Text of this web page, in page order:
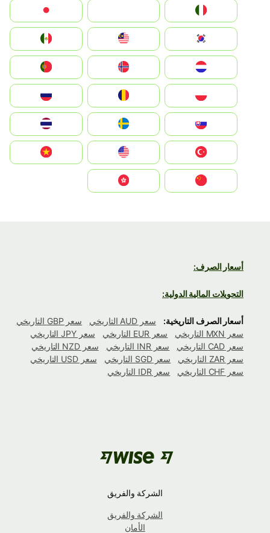
South Korea
Nederland
Portugal
România
Slovensko
United States
Vietnam
أسعار الصرف:
التحويلات المالية الدولية:
أسعار الصرف التاريخية: سعر AUD التاريخي
سعر GBP التاريخي
سعر MXN التاريخي
سعر EUR التاريخي
سعر JPY التاريخي
سعر CAD التاريخي
سعر INR التاريخي
سعر NZD التاريخي
سعر ZAR التاريخي
سعر SGD التاريخي
سعر USD التاريخي
سعر CHF التاريخي
سعر IDR التاريخي
الشركة والفريق
الشركة والفريق
الأمان